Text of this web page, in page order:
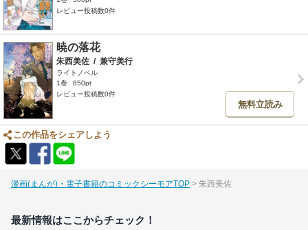
レビュー投稿数0件
暁の落花
朱西美佐 / 兼守美行
ライトノベル
1巻
850pt
レビュー投稿数0件
無料立読み
この作品をシェアしよう
漫画(まんが)・電子書籍のコミックシーモアTOP 朱西美佐
最新情報はここからチェック！